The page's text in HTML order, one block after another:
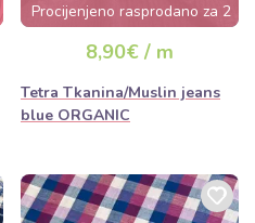
Procijenjeno rasprodano za 2
dana
8,90€ / m
Tetra Tkanina/Muslin jeans
blue ORGANIC